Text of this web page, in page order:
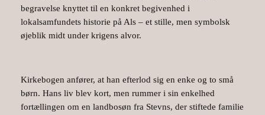
begravelse knyttet til en konkret begivenhed i
lokalsamfundets historie på Als – et stille, men symbolsk
øjeblik midt under krigens alvor.
Kirkebogen anfører, at han efterlod sig en enke og to små
børn. Hans liv blev kort, men rummer i sin enkelhed
fortællingen om en landbosøn fra Stevns, der stiftede familie